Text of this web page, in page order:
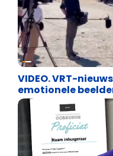
Cultuuroorlog
VIDEO. VRT-
emotionele